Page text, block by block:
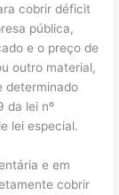
cobrir déficit
pública,
e o preço de
outro material,
determinado
da lei nº
lei especial.
e em
cobrir